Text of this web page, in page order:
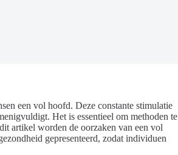
een vol hoofd. Deze constante stimulatie
Het is essentieel om methoden te
artikel worden de oorzaken van een vol
gepresenteerd, zodat individuen